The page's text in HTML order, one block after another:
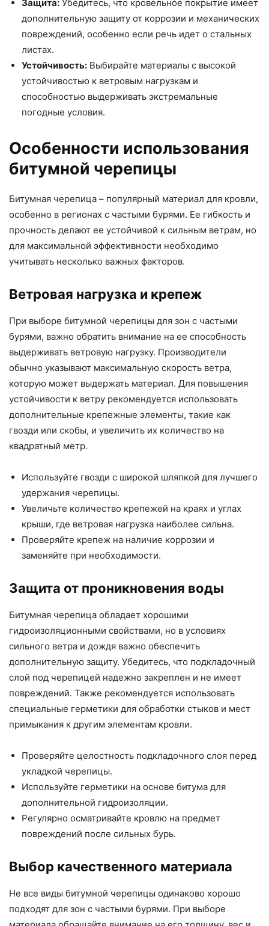
Защита: Убедитесь, что кровельное покрытие имеет
дополнительную защиту от коррозии и механических
повреждений, особенно если речь идет о стальных
листах.
Устойчивость: Выбирайте материалы с высокой
устойчивостью к ветровым нагрузкам и
способностью выдерживать экстремальные
погодные условия.
Особенности использования
битумной черепицы
Битумная черепица – популярный материал для кровли,
особенно в регионах с частыми бурями. Ее гибкость и
прочность делают ее устойчивой к сильным ветрам, но
для максимальной эффективности необходимо
учитывать несколько важных факторов.
Ветровая нагрузка и крепеж
При выборе битумной черепицы для зон с частыми
бурями, важно обратить внимание на ее способность
выдерживать ветровую нагрузку. Производители
обычно указывают максимальную скорость ветра,
которую может выдержать материал. Для повышения
устойчивости к ветру рекомендуется использовать
дополнительные крепежные элементы, такие как
гвозди или скобы, и увеличить их количество на
квадратный метр.
Используйте гвозди с широкой шляпкой для лучшего
удержания черепицы.
Увеличьте количество крепежей на краях и углах
крыши, где ветровая нагрузка наиболее сильна.
Проверяйте крепеж на наличие коррозии и
заменяйте при необходимости.
Защита от проникновения воды
Битумная черепица обладает хорошими
гидроизоляционными свойствами, но в условиях
сильного ветра и дождя важно обеспечить
дополнительную защиту. Убедитесь, что подкладочный
слой под черепицей надежно закреплен и не имеет
повреждений. Также рекомендуется использовать
специальные герметики для обработки стыков и мест
примыкания к другим элементам кровли.
Проверяйте целостность подкладочного слоя перед
укладкой черепицы.
Используйте герметики на основе битума для
дополнительной гидроизоляции.
Регулярно осматривайте кровлю на предмет
повреждений после сильных бурь.
Выбор качественного материала
Не все виды битумной черепицы одинаково хорошо
подходят для зон с частыми бурями. При выборе